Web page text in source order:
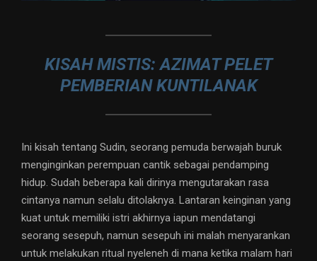
KISAH MISTIS: AZIMAT PELET
PEMBERIAN KUNTILANAK
Ini kisah tentang Sudin, seorang pemuda berwajah buruk
menginginkan perempuan cantik sebagai pendamping
hidup. Sudah beberapa kali dirinya mengutarakan rasa
cintanya namun selalu ditolaknya. Lantaran keinginan yang
kuat untuk memiliki istri akhirnya iapun mendatangi
seorang sesepuh, namun sesepuh ini malah menyarankan
untuk melakukan ritual nyeleneh di mana ketika malam hari